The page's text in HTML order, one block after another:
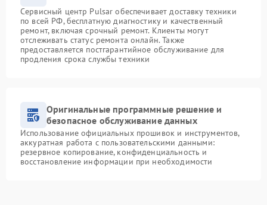
Сервисный центр Pulsar обеспечивает доставку техники
по всей РФ, бесплатную диагностику и качественный
ремонт, включая срочный ремонт. Клиенты могут
отслеживать статус ремонта онлайн. Также
предоставляется постгарантийное обслуживание для
продления срока службы техники
Оригинальные программные решение и
безопасное обслуживание данных
Использование официальных прошивок и инструментов,
аккуратная работа с пользовательскими данными:
резервное копирование, конфиденциальность и
восстановление информации при необходимости